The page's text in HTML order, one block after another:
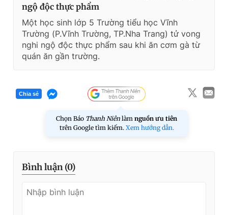
ngộ độc thực phẩm
Một học sinh lớp 5 Trường tiểu học Vĩnh
Trường (P.Vĩnh Trường, TP.Nha Trang) tử vong
nghi ngộ độc thực phẩm sau khi ăn cơm gà từ
quán ăn gần trường.
Chia sẻ
Chọn Báo Thanh Niên làm nguồn ưu tiên
trên Google tìm kiếm. Xem hướng dẫn.
Bình luận (0)